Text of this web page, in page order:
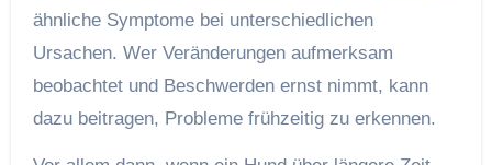
ähnliche Symptome bei unterschiedlichen
Ursachen. Wer Veränderungen aufmerksam
beobachtet und Beschwerden ernst nimmt, kann
dazu beitragen, Probleme frühzeitig zu erkennen.